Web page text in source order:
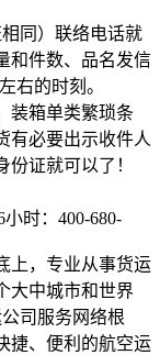
同）联络电话就
和件数、品名发信
右的时刻。
装箱单类繁琐条
有必要出示收件人
证就可以了！
时：400-680-
上，专业从事货运
大中城市和世界
司服务网络根
捷、便利的航空运